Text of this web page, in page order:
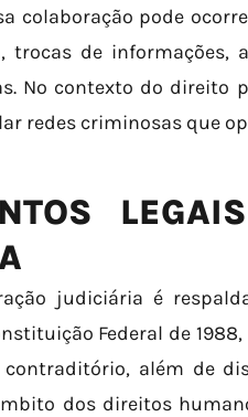
colaboração pode
trocas de informações,
No contexto do direito
redes criminosas que
judiciária é
Federal de
além de
dos direitos